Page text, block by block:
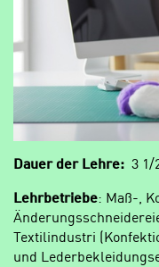
Dauer der Lehre: 3 1/
Lehrbetriebe: Maß-,
Textilindustri
und